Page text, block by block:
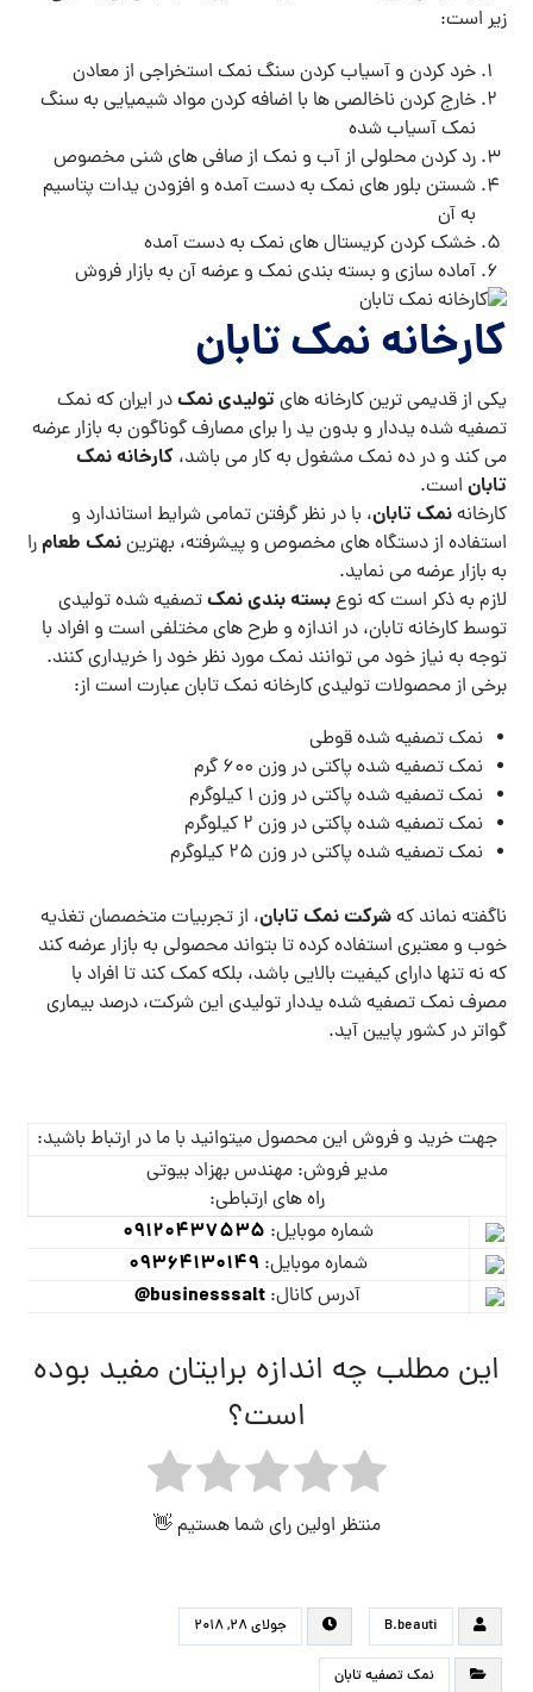
زیر است:
خرد کردن و آسیاب کردن سنگ نمک استخراجی از معادن
خارج کردن ناخالصی ها با اضافه کردن مواد شیمیایی به سنگ
نمک آسیاب شده
رد کردن محلولی از آب و نمک از صافی های شنی مخصوص
شستن بلور های نمک به دست آمده و افزودن یدات پتاسیم
به آن
خشک کردن کریستال های نمک به دست آمده
آماده سازی و بسته بندی نمک و عرضه آن به بازار فروش
کارخانه نمک تابان
یکی از قدیمی ترین کارخانه هایتولیدی نمکدر ایران که نمک
تصفیه شده یددار و بدون ید را برای مصارف گوناگون به بازار عرضه
می کند و در ده نمک مشغول به کار می باشد،کارخانه نمک
تابان است.
کارخانهنمک تابان، با در نظر گرفتن تمامی شرایط استاندارد و
استفاده از دستگاه های مخصوص و پیشرفته، بهتریننمک طعامرا
به بازار عرضه می نماید.
لازم به ذکر است که نوعبسته بندی نمکتصفیه شده تولیدی
توسط کارخانه تابان، در اندازه و طرح های مختلفی است و افراد با
توجه به نیاز خود می توانند نمک مورد نظر خود را خریداری کنند.
برخی از محصولات تولیدی کارخانه نمک تابان عبارت است از:
نمک تصفیه شده قوطی
نمک تصفیه شده پاکتی در وزن 600 گرم
نمک تصفیه شده پاکتی در وزن 1 کیلوگرم
نمک تصفیه شده پاکتی در وزن 2 کیلوگرم
نمک تصفیه شده پاکتی در وزن 25 کیلوگرم
ناگفته نماند کهشرکت نمک تابان، از تجربیات متخصصان تغذیه
خوب و معتبری استفاده کرده تا بتواند محصولی به بازار عرضه کند
که نه تنها دارای کیفیت بالایی باشد، بلکه کمک کند تا افراد با
مصرف نمک تصفیه شده یددار تولیدی این شرکت، درصد بیماری
گواتر در کشور پایین آید.
جهت خرید و فروش این محصول میتوانید با ما در ارتباط باشید:
مدیر فروش: مهندس بهزاد بیوتی
راه های ارتباطی:
شماره موبایل: 09120437535
شماره موبایل: 09364130149
آدرس کانال: businesssalt@
این مطلب چه اندازه برایتان مفید بوده
است؟
منتظر اولین رای شما هستیم 👋
B.beauti جولای ۲۸, ۲۰۱۸
نمک تصفیه تابان